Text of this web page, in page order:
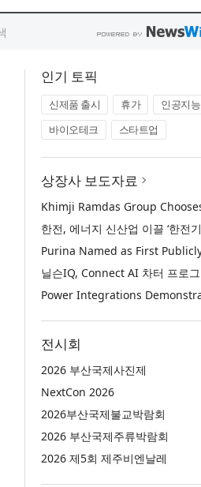
인기 토픽
신제품 출시 휴가
인공지능
바이오테크
스타트업
상장사 보도자료
전시회
2026 부산국제사진제
NextCon 2026
2026부산국제불교박람회
2026 부산국제주류박람회
2026 제5회 제주비엔날레